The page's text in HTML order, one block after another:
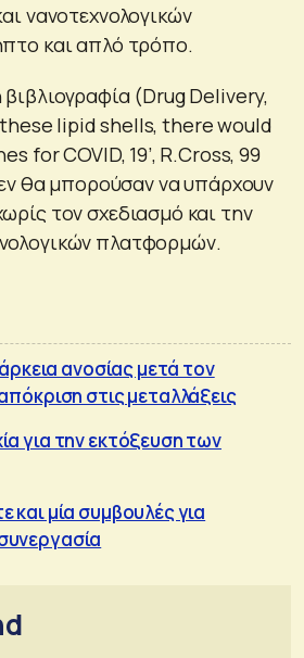
νανοτεχνολογικών
και απλό τρόπο.
(Drug Delivery,
lipid shells, there would
for COVID, 19’, R.Cross, 99
θα μπορούσαν να υπάρχουν
τον σχεδιασμό και την
πλατφορμών.
ανοσίας μετά τον
στις μεταλλάξεις
για την εκτόξευση των
και μία συμβουλές για